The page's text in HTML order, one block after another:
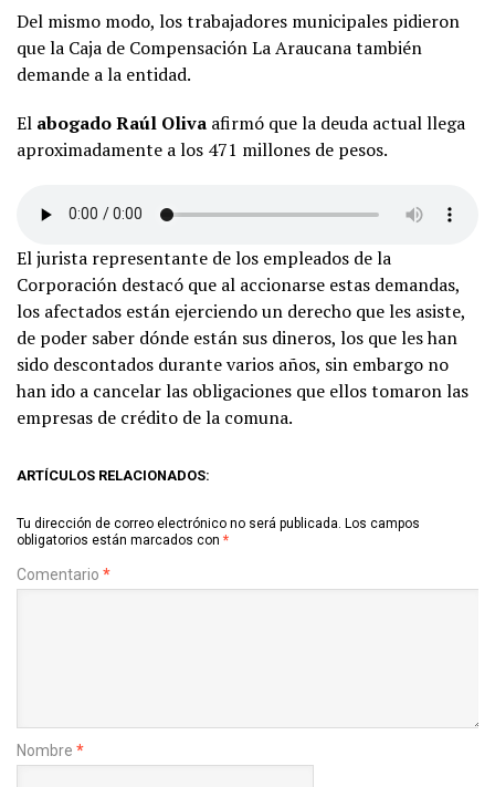
Del mismo modo, los trabajadores municipales pidieron
que la Caja de Compensación La Araucana también
demande a la entidad.
El abogado Raúl Oliva afirmó que la deuda actual llega
aproximadamente a los 471 millones de pesos.
El jurista representante de los empleados de la
Corporación destacó que al accionarse estas demandas,
los afectados están ejerciendo un derecho que les asiste,
de poder saber dónde están sus dineros, los que les han
sido descontados durante varios años, sin embargo no
han ido a cancelar las obligaciones que ellos tomaron las
empresas de crédito de la comuna.
ARTÍCULOS RELACIONADOS:
Tu dirección de correo electrónico no será publicada. Los campos
obligatorios están marcados con *
Comentario *
Nombre *